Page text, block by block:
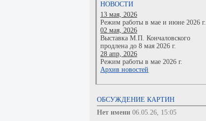
НОВОСТИ
13 мая, 2026
Режим работы в мае и июне 2026 г.
02 мая, 2026
Выставка М.П. Кончаловского
продлена до 8 мая 2026 г.
28 апр, 2026
Режим работы в мае 2026 г.
Архив новостей
ОБСУЖДЕНИЕ КАРТИН
Нет имени 06.05.26, 15:05